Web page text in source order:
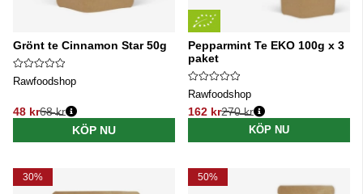
Grönt te Cinnamon Star 50g
Rawfoodshop
48 kr
Ordinarie pris:
68 kr
KÖP NU
Pepparmint Te EKO 100g x 3
paket
Rawfoodshop
162 kr
Ordinarie pris:
270 kr
KÖP NU
30% 50%